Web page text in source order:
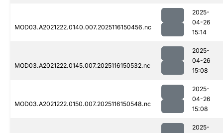
MOD03.A2021222.0140.007.2025116150456.nc
2025-
04-26
15:14
MOD03.A2021222.0145.007.2025116150532.nc
2025-
04-26
15:08
MOD03.A2021222.0150.007.2025116150548.nc
2025-
04-26
15:08
2025-